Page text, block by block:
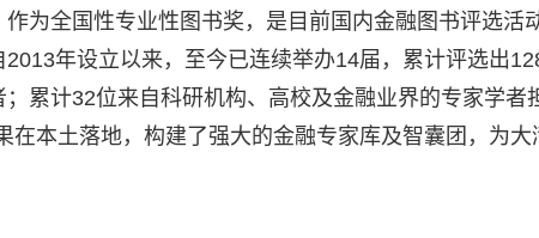
为全国性专业性图书奖，是目前国内金融图书评选活
2013年设立以来，至今已连续举办14届，累计评选出
累计32位来自科研机构、高校及金融业界的专家学者
在本土落地，构建了强大的金融专家库及智囊团，为大